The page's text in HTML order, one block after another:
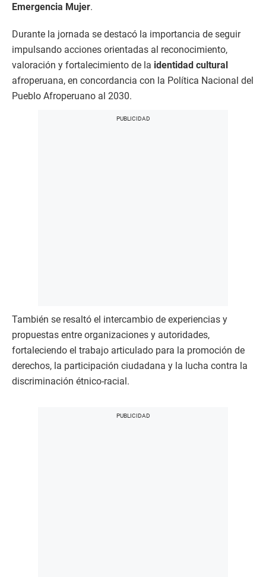
Emergencia Mujer.
Durante la jornada se destacó la importancia de seguir
impulsando acciones orientadas al reconocimiento,
valoración y fortalecimiento de la identidad cultural
afroperuana, en concordancia con la Política Nacional del
Pueblo Afroperuano al 2030.
También se resaltó el intercambio de experiencias y
propuestas entre organizaciones y autoridades,
fortaleciendo el trabajo articulado para la promoción de
derechos, la participación ciudadana y la lucha contra la
discriminación étnico-racial.